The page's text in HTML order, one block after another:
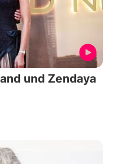
und Zendaya